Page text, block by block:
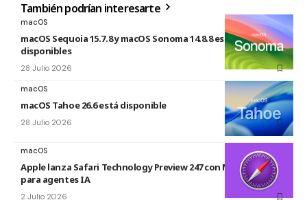
También podrían interesarte
macOS
macOS Sequoia 15.7.8 y macOS Sonoma 14.8.8 están
disponibles
28 Julio 2026
macOS
macOS Tahoe 26.6 está disponible
28 Julio 2026
macOS
Apple lanza Safari Technology Preview 247 con MCP Server
para agentes IA
2 Julio 2026